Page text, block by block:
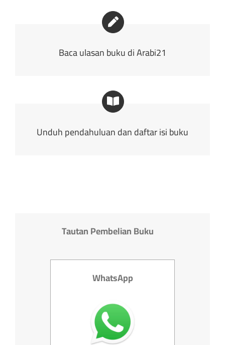
Baca ulasan buku di Arabi21
Unduh pendahuluan dan daftar isi buku
Tautan Pembelian Buku
WhatsApp